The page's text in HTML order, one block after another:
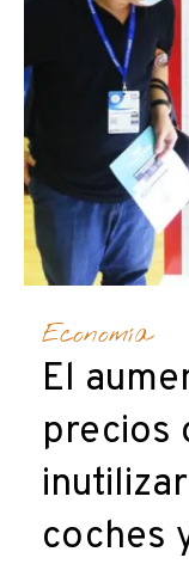
Economía
El
precios
coches